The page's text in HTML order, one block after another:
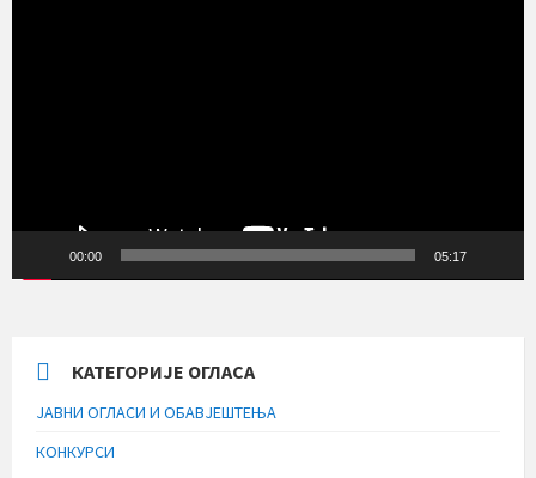
00:00 05:17
КАТЕГОРИЈЕ ОГЛАСА
ЈАВНИ ОГЛАСИ И ОБАВЈЕШТЕЊА
КОНКУРСИ